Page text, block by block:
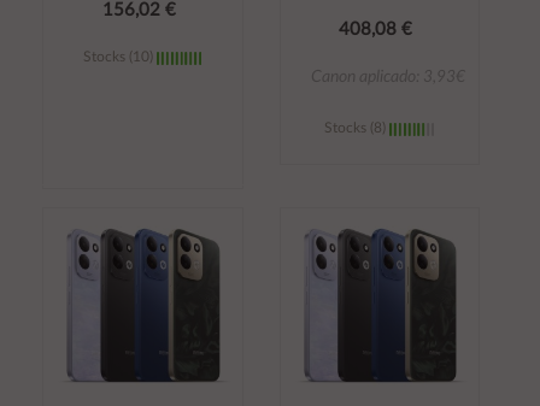
156,02 €
Stocks (10)
carrito
408,08 €
Canon aplicado: 3,93€
Stocks (8)
carrito